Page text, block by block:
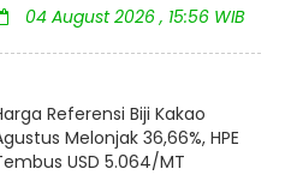
04 August 2026 , 15:56 WIB
Referensi Biji Kakao
Melonjak 36,66%, HPE
USD 5.064/MT